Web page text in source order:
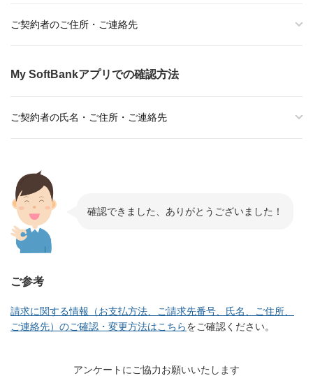
ご契約者のご住所・ご連絡先
My SoftBankアプリでの確認方法
ご契約者の氏名・ご住所・ご連絡先
確認できました、ありがとうございました！
ご参考
請求に関する情報（お支払方法、ご請求先番号、氏名、ご住所、
ご連絡先）のご確認・変更方法はこちらをご確認ください。
アンケートにご協力お願いいたします